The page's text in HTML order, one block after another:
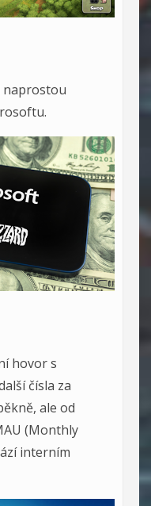
naprostou
hovor s
čísla za
ale od
(Monthly
interním